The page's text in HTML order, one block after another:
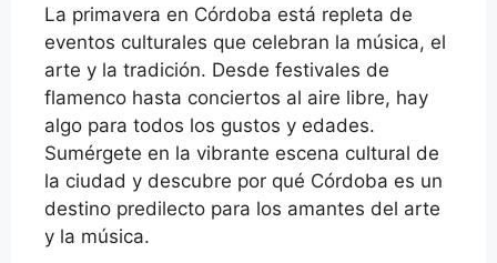
La primavera en Córdoba está repleta de
eventos culturales que celebran la música, el
arte y la tradición. Desde festivales de
flamenco hasta conciertos al aire libre, hay
algo para todos los gustos y edades.
Sumérgete en la vibrante escena cultural de
la ciudad y descubre por qué Córdoba es un
destino predilecto para los amantes del arte
y la música.